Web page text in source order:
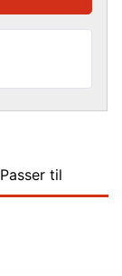
Passer til